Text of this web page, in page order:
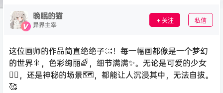
晚眠的猫
异界主宰 关注 私信
这位画师的作品简直绝绝子👏！每一幅画都像是一个梦幻
的世界🎇，色彩绚丽🌈，细节满满✨。无论是可爱的少女
🧚‍♀️，还是神秘的场景🗺️，都能让人沉浸其中，无法自拔。
🥰